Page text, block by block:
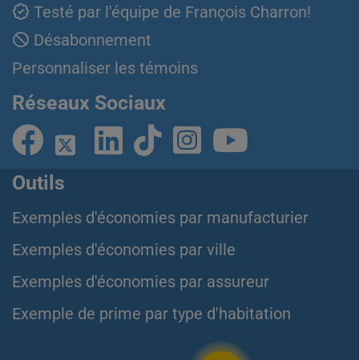
Testé par l'équipe de François Charron!
Désabonnement
Personnaliser les témoins
Réseaux Sociaux
Outils
Exemples d'économies par manufacturier
Exemples d'économies par ville
Exemples d'économies par assureur
Exemple de prime par type d'habitation